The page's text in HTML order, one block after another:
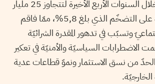
تفاقمت المديونيّة خلال السنوات الأربع الأخيرة لتتجاوز 25 مليار
دينار تونسي، علاوة على التضخّم الذي بلغ 5,8%، ممّا فاقم
وتسبّب في تدهور المقدرة الشرائيّة
الاضطرابات السياسيّة والأمنيّة في تعكير
من نسق الاستثمار ونموّ قطاعات عدية